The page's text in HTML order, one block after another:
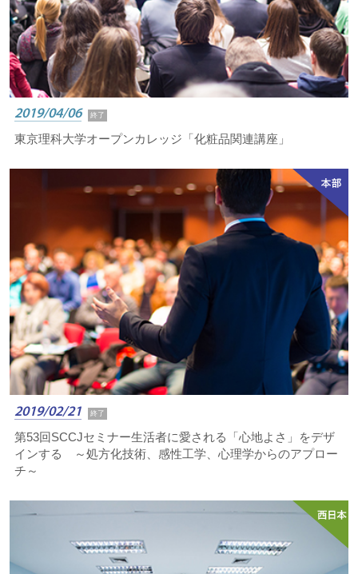
2019/04/06 終了
東京理科大学オープンカレッジ「化粧品関連講座」
2019/02/21 終了
第53回SCCJセミナー生活者に愛される「心地よさ」をデザ
インする ～処方化技術、感性工学、心理学からのアプロー
チ～